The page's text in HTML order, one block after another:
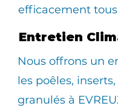
efficacement
Entretien
Nous offrons un
les poêles,
granulés à